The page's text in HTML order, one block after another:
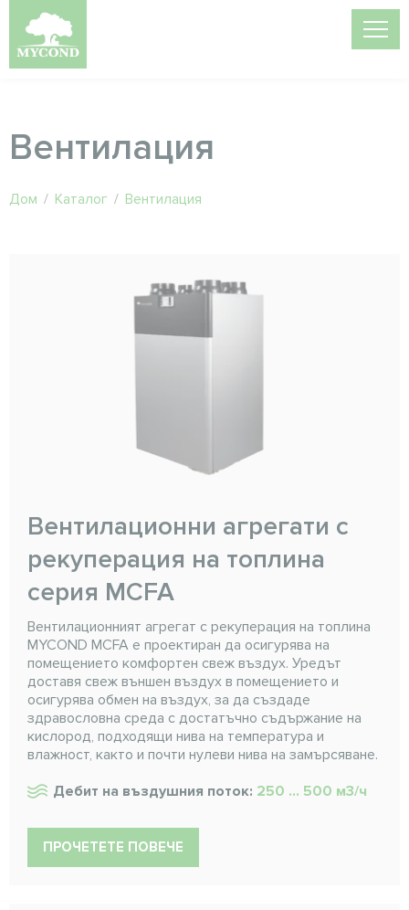
Вентилация
Дом / Каталог / Вентилация
Вентилационни агрегати с
рекуперация на топлина
серия MCFA
Вентилационният агрегат с рекуперация на топлина
MYCOND MCFA е проектиран да осигурява на
помещението комфортен свеж въздух. Уредът
доставя свеж външен въздух в помещението и
осигурява обмен на въздух, за да създаде
здравословна среда с достатъчно съдържание на
кислород, подходящи нива на температура и
влажност, както и почти нулеви нива на замърсяване.
Дебит на въздушния поток: 250 ... 500 м3/ч
ПРОЧЕТЕТЕ ПОВЕЧЕ